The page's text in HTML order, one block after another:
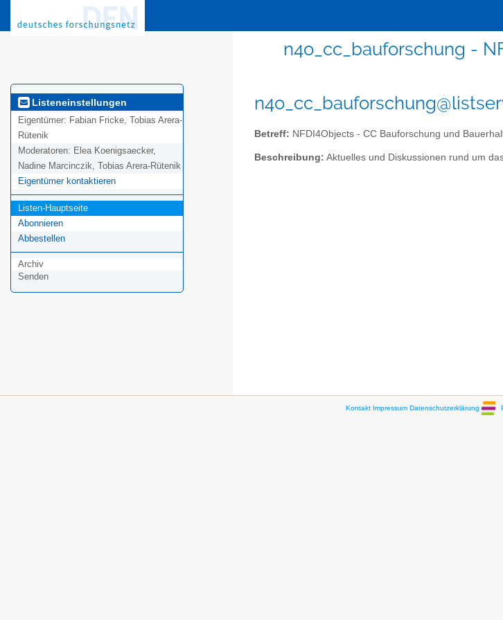
n4o_cc_bauforschung -
Listeneinstellungen
Eigentümer: Fabian Fricke, Tobias Arera-
Rütenik
Moderatoren: Elea Koenigsaecker,
Nadine Marcinczik, Tobias Arera-Rütenik
Eigentümer kontaktieren
Listen-Hauptseite
Abonnieren
Abbestellen
Archiv
Senden
Betreff: NFDI4Objects - CC Bauforschung und
Beschreibung: Aktuelles und Diskussionen rund um
Kontakt Impressum Datenschutzerklärung